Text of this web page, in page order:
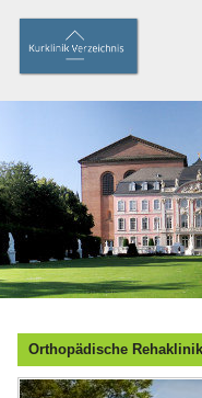
Orthopädische